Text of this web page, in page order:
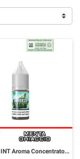
BREEZE MINT Aroma Concentrato 10ml JUSTY FLAVOR Menta Ice